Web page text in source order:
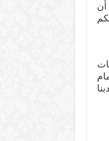
أن